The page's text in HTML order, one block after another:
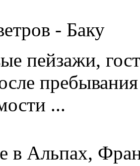
- Баку
пейзажи,
...
в Альпах,